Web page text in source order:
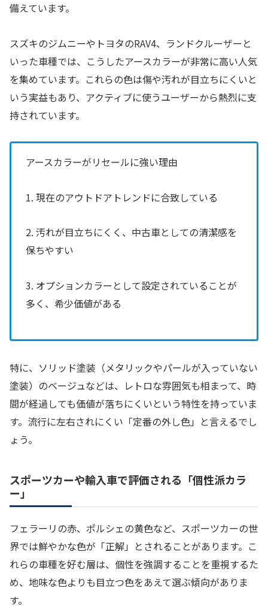
備えています。
スズキのジムニーやトヨタのRAV4、ランドクルーザーと
いった車種では、こうしたアースカラーが非常に高い人気
を集めています。これらの色は傷や汚れが目立ちにくいと
いう実益もあり、アクティブに使うユーザーから熱烈に支
持されています。
アースカラーがリセールに強い理由
1. 現在のアウトドアトレンドに合致している
2. 汚れが目立ちにくく、中古車としての清潔感を
保ちやすい
3. オプションカラーとして設定されていることが
多く、希少価値がある
特に、ソリッド塗装（メタリックやパールが入っていない
塗装）のベージュなどは、レトロな雰囲気も相まって、時
間が経過しても価値が落ちにくいという特性を持っていま
す。流行に左右されにくい「定番の外し色」と言えるでし
ょう。
スポーツカーや輸入車で評価される「個性派カラ
ー」
フェラーリの赤、ポルシェの黄色など、スポーツカーの世
界では鮮やかな色が「正解」とされることがあります。こ
れらの車種を好む層は、個性を強調することを重視するた
め、地味な色よりも目立つ色をあえて選ぶ傾向がありま
す。